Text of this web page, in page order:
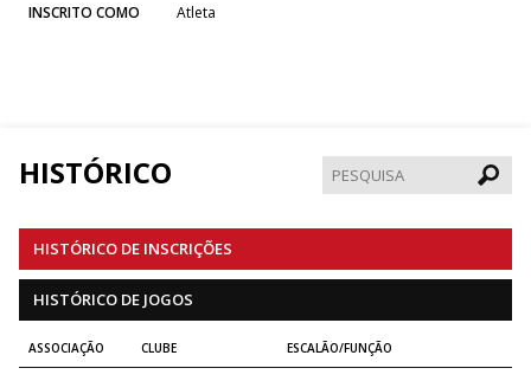
INSCRITO COMO Atleta
HISTÓRICO
HISTÓRICO DE INSCRIÇÕES
HISTÓRICO DE JOGOS
ASSOCIAÇÃO CLUBE ESCALÃO/FUNÇÃO